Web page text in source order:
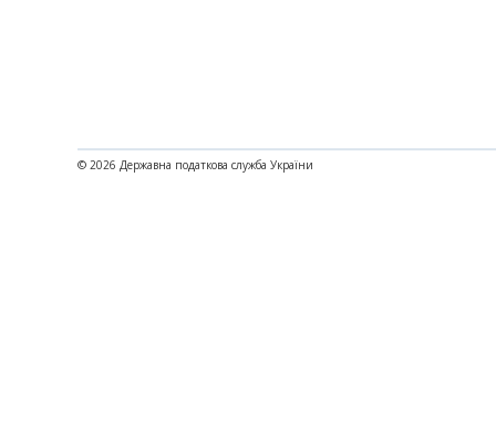
© 2026 Державна податкова служба України